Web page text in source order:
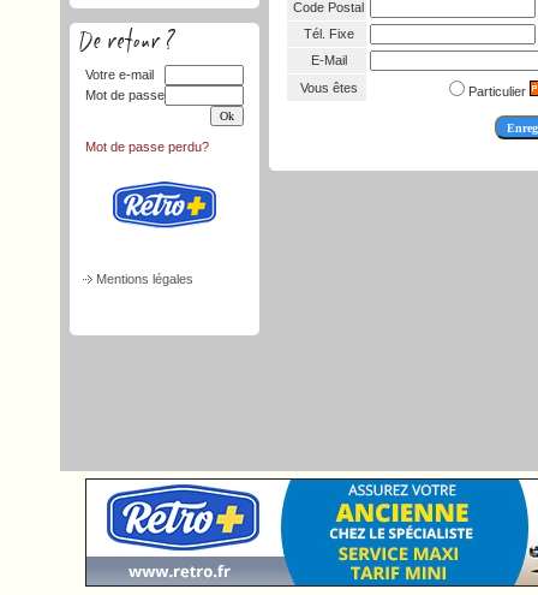
Votre e-mail
Mot de passe
Mot de passe perdu?
Mentions légales
Code Postal
Tél. Fixe
E-Mail
Vous êtes
Particulier